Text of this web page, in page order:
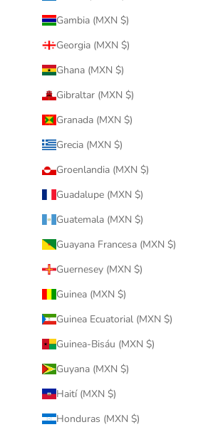
Gambia (MXN $)
Georgia (MXN $)
Ghana (MXN $)
Gibraltar (MXN $)
Granada (MXN $)
Grecia (MXN $)
Groenlandia (MXN $)
Guadalupe (MXN $)
Guatemala (MXN $)
Guayana Francesa (MXN $)
Guernesey (MXN $)
Guinea (MXN $)
Guinea Ecuatorial (MXN $)
Guinea-Bisáu (MXN $)
Guyana (MXN $)
Haití (MXN $)
Honduras (MXN $)